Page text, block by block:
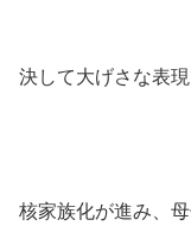
決して大げさな表現
核家族化が進み、